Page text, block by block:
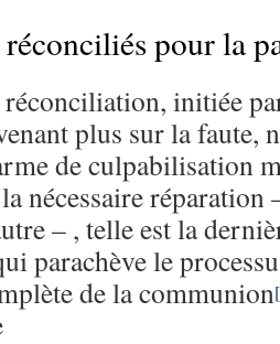
pour la
initiée
plus sur la faute,
de culpabilisation
nécessaire réparation
– , telle est la
parachève le
de la communion